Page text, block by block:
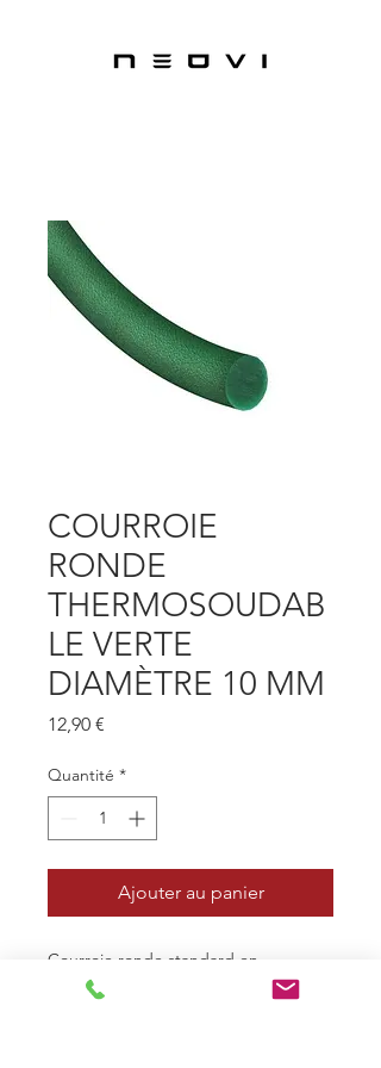
COURROIE
RONDE
THERMOSOUDAB
LE VERTE
DIAMÈTRE 10 MM
12,90 €
Quantité *
Ajouter au panier
Courroie ronde standard en
polyuréthane de couleur verte et de